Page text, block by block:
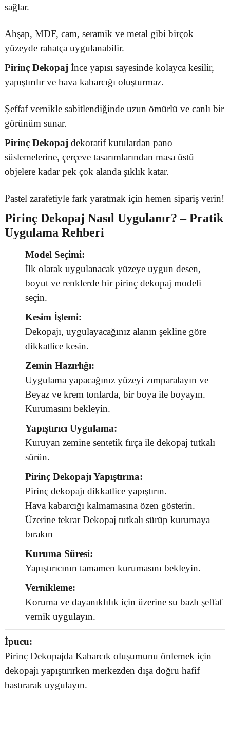
sağlar.
Ahşap, MDF, cam, seramik ve metal gibi birçok
yüzeyde rahatça uygulanabilir.
Pirinç Dekopaj İnce yapısı sayesinde kolayca kesilir,
yapıştırılır ve hava kabarcığı oluşturmaz.
Şeffaf vernikle sabitlendiğinde uzun ömürlü ve canlı bir
görünüm sunar.
Pirinç Dekopaj dekoratif kutulardan pano
süslemelerine, çerçeve tasarımlarından masa üstü
objelere kadar pek çok alanda şıklık katar.
Pastel zarafetiyle fark yaratmak için hemen sipariş verin!
Pirinç Dekopaj Nasıl Uygulanır? – Pratik
Uygulama Rehberi
Model Seçimi:
İlk olarak uygulanacak yüzeye uygun desen,
boyut ve renklerde bir pirinç dekopaj modeli
seçin.
Kesim İşlemi:
Dekopajı, uygulayacağınız alanın şekline göre
dikkatlice kesin.
Zemin Hazırlığı:
Uygulama yapacağınız yüzeyi zımparalayın ve
Beyaz ve krem tonlarda, bir boya ile boyayın.
Kurumasını bekleyin.
Yapıştırıcı Uygulama:
Kuruyan zemine sentetik fırça ile dekopaj tutkalı
sürün.
Pirinç Dekopajı Yapıştırma:
Pirinç dekopajı dikkatlice yapıştırın.
Hava kabarcığı kalmamasına özen gösterin.
Üzerine tekrar Dekopaj tutkalı sürüp kurumaya
bırakın
Kuruma Süresi:
Yapıştırıcının tamamen kurumasını bekleyin.
Vernikleme:
Koruma ve dayanıklılık için üzerine su bazlı şeffaf
vernik uygulayın.
İpucu:
Pirinç Dekopajda Kabarcık oluşumunu önlemek için
dekopajı yapıştırırken merkezden dışa doğru hafif
bastırarak uygulayın.